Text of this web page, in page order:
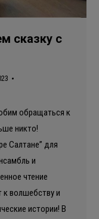
сказку с
обращаться к
никто!
Салтане” для
и
чтение
к волшебству и
истории! В